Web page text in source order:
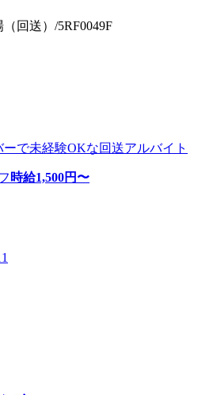
回送）/5RF0049F
ーで未経験OKな回送アルバイト
時給1,500円〜